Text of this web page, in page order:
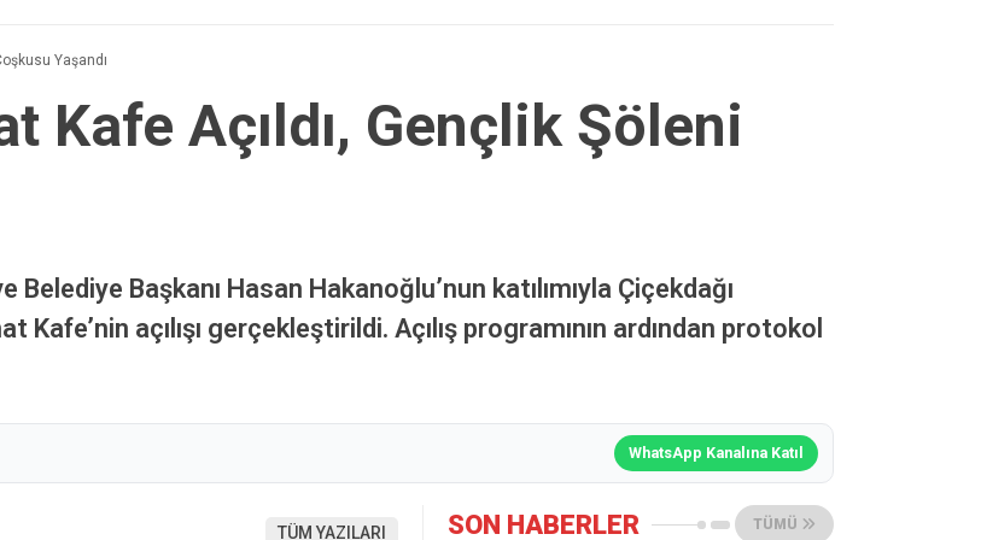
Yaşandı
Kafe Açıldı, Gençlik Şöleni
Başkanı Hasan Hakanoğlu’nun katılımıyla Çiçekdağı
açılışı gerçekleştirildi. Açılış programının ardından protokol
WhatsApp Kanalına Katıl
TÜM YAZILARI SON HABERLER TÜMÜ